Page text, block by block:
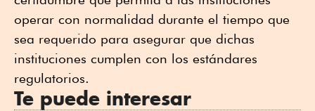
operar con normalidad durante el tiempo que
sea requerido para asegurar que dichas
instituciones cumplen con los estándares
regulatorios.
Te puede interesar